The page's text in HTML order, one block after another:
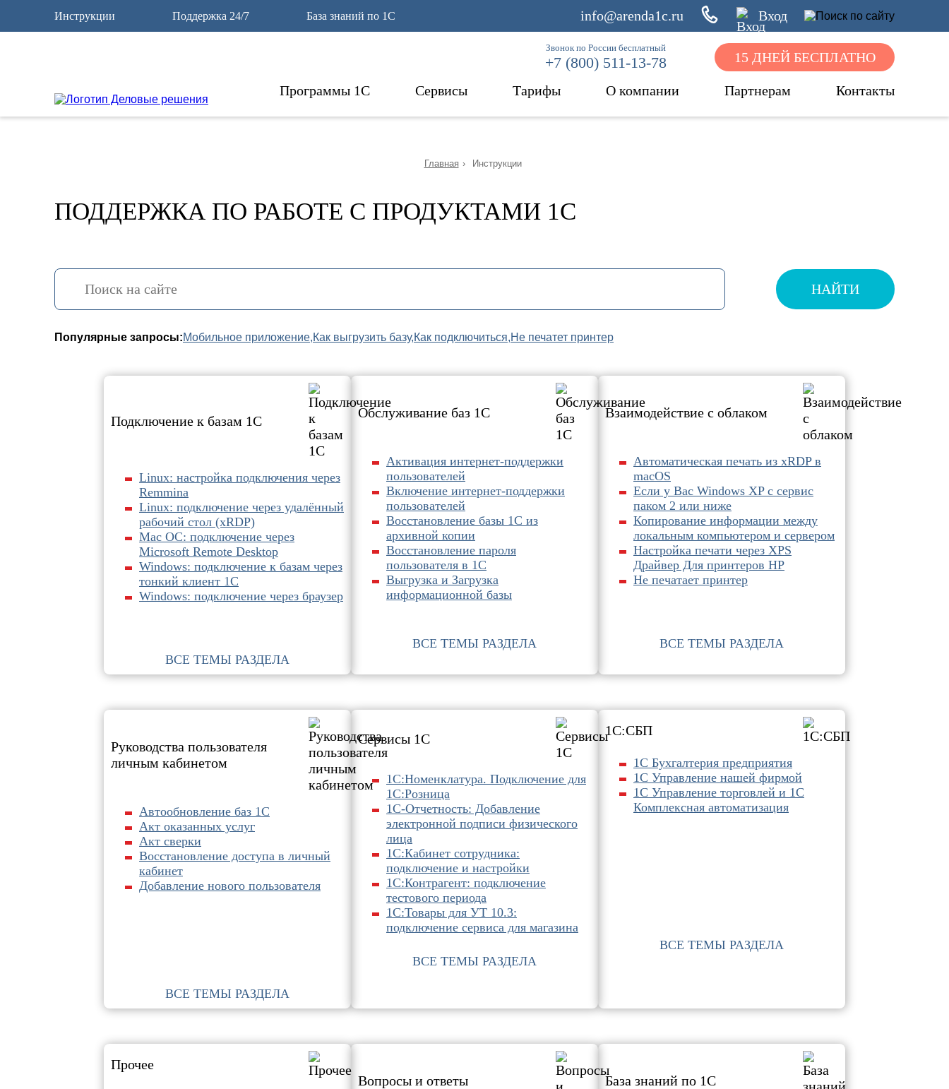
Инструкции Поддержка 24/7 База знаний по 1С info@arenda1c.ru Вход
Звонок по России бесплатный
+7 (800) 511-13-78 15 ДНЕЙ БЕСПЛАТНО
Программы 1С Сервисы Тарифы О компании Партнерам Контакты
Главная › Инструкции
ПОДДЕРЖКА ПО РАБОТЕ С ПРОДУКТАМИ 1С
НАЙТИ
Популярные запросы:Мобильное приложение,Как выгрузить базу,Как подключиться,Не печатет принтер
Подключение к базам 1С
Linux: настройка подключения через
Remmina
Linux: подключение через удалённый
рабочий стол (xRDP)
Mac OC: подключениe через
Microsoft Remote Desktop
Windows: подключение к базам через
тонкий клиент 1С
Windows: подключение через браузер
ВСЕ ТЕМЫ РАЗДЕЛА
Обслуживание баз 1С
Активация интернет-поддержки
пользователей
Включение интернет-поддержки
пользователей
Восстановление базы 1С из
архивной копии
Восстановление пароля
пользователя в 1С
Выгрузка и Загрузка
информационной базы
ВСЕ ТЕМЫ РАЗДЕЛА
Взаимодействие с облаком
Автоматическая печать из xRDP в
macOS
Если у Вас Windows XP с сервис
паком 2 или ниже
Копирование информации между
локальным компьютером и сервером
Настройка печати через XPS
Драйвер Для принтеров HP
Не печатает принтер
ВСЕ ТЕМЫ РАЗДЕЛА
Руководства пользователя
личным кабинетом
Автообновление баз 1С
Акт оказанных услуг
Акт сверки
Восстановление доступа в личный
кабинет
Добавление нового пользователя
ВСЕ ТЕМЫ РАЗДЕЛА
Сервисы 1С
1C:Номенклатура. Подключение для
1С:Розница
1С-Отчетность: Добавление
электронной подписи физического
лица
1С:Кабинет сотрудника:
подключение и настройки
1С:Контрагент: подключение
тестового периода
1С:Товары для УТ 10.3:
подключение сервиса для магазина
ВСЕ ТЕМЫ РАЗДЕЛА
1С:СБП
1С Бухгалтерия предприятия
1С Управление нашей фирмой
1С Управление торговлей и 1С
Комплексная автоматизация
ВСЕ ТЕМЫ РАЗДЕЛА
Прочее
Вопросы и ответы База знаний по 1С